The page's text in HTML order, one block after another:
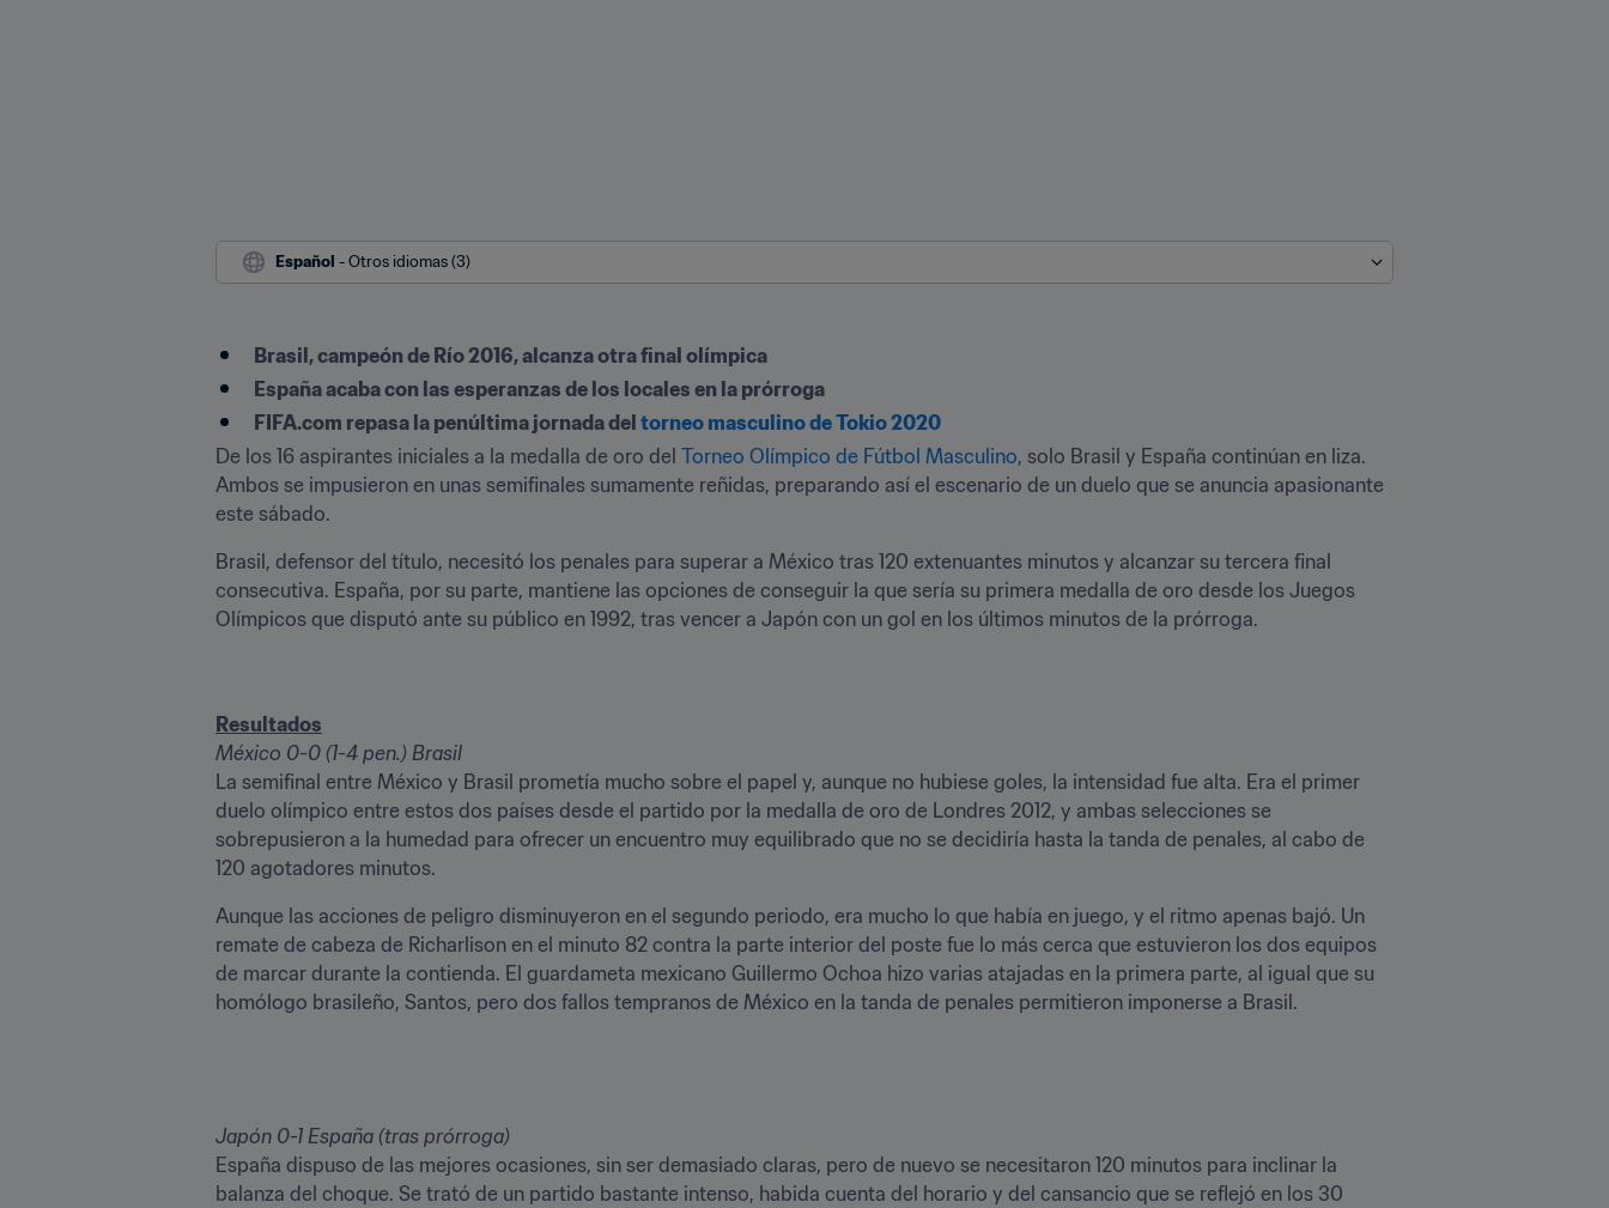
Español - Otros idiomas (3)
Brasil, campeón de Río 2016, alcanza otra final olímpica
España acaba con las esperanzas de los locales en la prórroga
FIFA.com repasa la penúltima jornada del torneo masculino de Tokio 2020
De los 16 aspirantes iniciales a la medalla de oro del Torneo Olímpico de Fútbol Masculino, solo Brasil y España continúan en liza.
Ambos se impusieron en unas semifinales sumamente reñidas, preparando así el escenario de un duelo que se anuncia apasionante
este sábado.
Brasil, defensor del título, necesitó los penales para superar a México tras 120 extenuantes minutos y alcanzar su tercera final
consecutiva. España, por su parte, mantiene las opciones de conseguir la que sería su primera medalla de oro desde los Juegos
Olímpicos que disputó ante su público en 1992, tras vencer a Japón con un gol en los últimos minutos de la prórroga.
México 0-0 (1-4 pen.) Brasil
La semifinal entre México y Brasil prometía mucho sobre el papel y, aunque no hubiese goles, la intensidad fue alta. Era el primer
duelo olímpico entre estos dos países desde el partido por la medalla de oro de Londres 2012, y ambas selecciones se
sobrepusieron a la humedad para ofrecer un encuentro muy equilibrado que no se decidiría hasta la tanda de penales, al cabo de
120 agotadores minutos.
Aunque las acciones de peligro disminuyeron en el segundo periodo, era mucho lo que había en juego, y el ritmo apenas bajó. Un
remate de cabeza de Richarlison en el minuto 82 contra la parte interior del poste fue lo más cerca que estuvieron los dos equipos
de marcar durante la contienda. El guardameta mexicano Guillermo Ochoa hizo varias atajadas en la primera parte, al igual que su
homólogo brasileño, Santos, pero dos fallos tempranos de México en la tanda de penales permitieron imponerse a Brasil.
España dispuso de las mejores ocasiones, sin ser demasiado claras, pero de nuevo se necesitaron 120 minutos para inclinar la
balanza del choque. Se trató de un partido bastante intenso, habida cuenta del horario y del cansancio que se reflejó en los 30